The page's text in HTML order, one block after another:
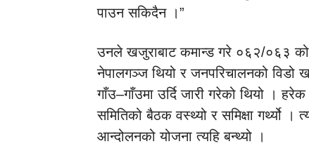
पाउन सकिदैन ।”
उनले खजुराबाट कमान्ड गरे ०६२/०६३
नेपालगञ्ज थियो र जनपरिचालनको विडो
गाँउ–गाँउमा उर्दि जारी गरेको थियो ।
समितिको बैठक वस्थ्यो र समिक्षा गर्थ्यो
आन्दोलनको योजना त्यहि बन्थ्यो ।